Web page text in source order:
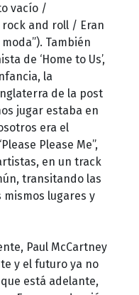
vacío /
and roll / Eran
También
de ‘Home to Us’,
la
de la post
jugar estaba en
era el
Please Me”,
en un track
transitando las
lugares y
Paul McCartney
y el futuro ya no
está adelante,